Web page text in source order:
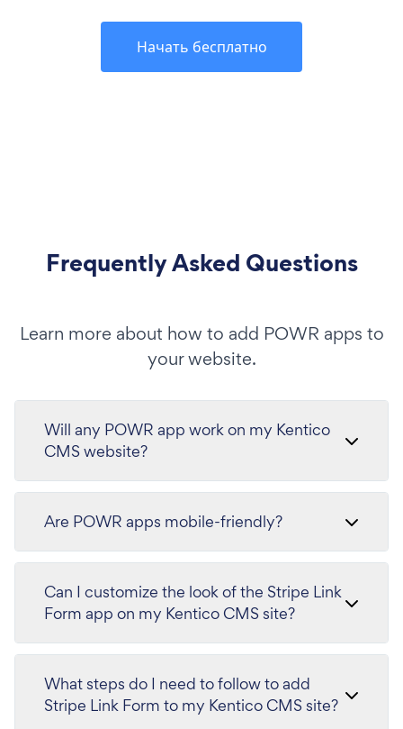
Начать бесплатно
Frequently Asked Questions
Learn more about how to add POWR apps to
your website.
Will any POWR app work on my Kentico
CMS website?
Are POWR apps mobile-friendly?
Can I customize the look of the Stripe Link
Form app on my Kentico CMS site?
What steps do I need to follow to add
Stripe Link Form to my Kentico CMS site?